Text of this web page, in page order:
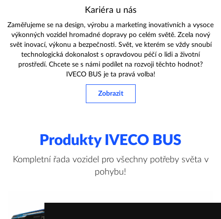
Kariéra u nás
Zaměřujeme se na design, výrobu a marketing inovativních a vysoce
výkonných vozidel hromadné dopravy po celém světě. Zcela nový
svět inovací, výkonu a bezpečnosti. Svět, ve kterém se vždy snoubí
technologická dokonalost s opravdovou péčí o lidi a životní
prostředí. Chcete se s námi podílet na rozvoji těchto hodnot?
IVECO BUS je ta pravá volba!
Zobrazit
Produkty IVECO BUS
Kompletní řada vozidel pro všechny potřeby světa v
pohybu!